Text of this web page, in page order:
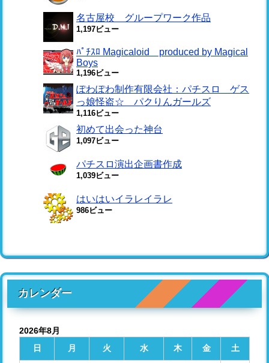
名古屋校 グループワーク作品
1,197ビュー
ﾊﾟﾁｽﾛ Magicaloid produced by Magical
Boys
1,196ビュー
ぽわぽわ制作有限会社：パチスロ ゲス
っ娘怪盗☆ パクりんガールズ
1,116ビュー
初めて出会った神台
1,097ビュー
パチスロ演出企画書作成
1,039ビュー
はいはいイラレイラレ
986ビュー
カレンダー
2026年8月
日
月 火 水 木 金 土